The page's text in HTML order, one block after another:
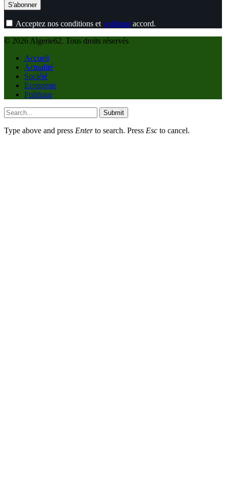
Acceptez nos conditions et politique accord.
© 2026 Algerie62. Tous droits réservés
Accueil
Actualité
Société
Economie
Politique
Submit
Type above and press Enterto search. Press Esc to cancel.